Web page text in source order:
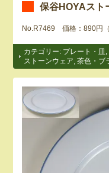
保谷HOYAスト
No.R7469 価格：890円
カテゴリー: プレート・皿 ,
ストーンウェア,茶色・ブ